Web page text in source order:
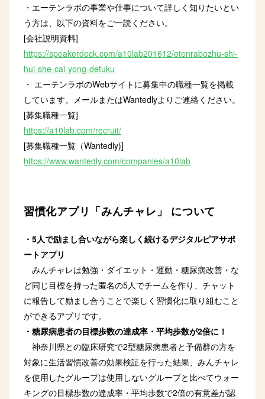
・エーテンラボの事業や仕事について詳しく知りたいとい
う方は、以下の資料をご一読ください。
[会社説明資料]
https://speakerdeck.com/a10lab201612/etenrabozhu-shi-
hui-she-cai-yong-detuku
・ エーテンラボのWebサイトに募集中の職種一覧を掲載
しています。メールまたはWantedlyよりご連絡ください。
[募集職種一覧]
https://a10lab.com/recruit/
[募集職種一覧（Wantedly)]
https://www.wantedly.com/companies/a10lab
習慣化アプリ「みんチャレ」 について
・5人で励まし合いながら楽しく続けるデジタルピアサポ
ートアプリ
みんチャレは勉強・ダイエット・運動・糖尿病改善・な
ど同じ目標を持った匿名の5人でチームを作り、チャット
に報告して励まし合うことで楽しく習慣化に取り組むこと
ができるアプリです。
・糖尿病患者の目標歩数の達成率・平均歩数が2倍に！
神奈川県との臨床研究で2型糖尿病患者と予備群の方を
対象に生活習慣改善の効果検証を行った結果、みんチャレ
を使用したグループは使用しないグループと比べてウォー
キングの目標歩数の達成率・平均歩数で2倍の有意差が認